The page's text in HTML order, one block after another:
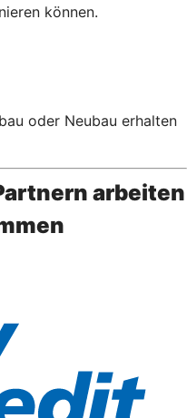
können.
oder Neubau erhalten
arbeiten